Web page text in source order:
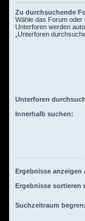
Zu durchsuchende
Wähle das Forum oder
Unterforen werden
„Unterforen
Unterforen
Innerhalb suchen:
Ergebnisse anzeigen
Ergebnisse sortieren
Suchzeitraum